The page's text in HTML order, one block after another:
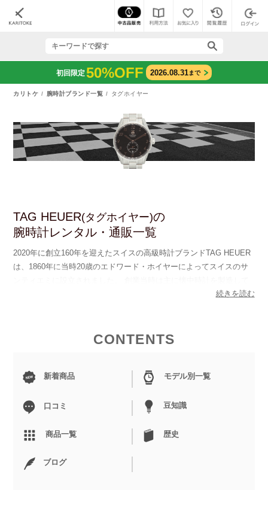
初回限定50%OFF 2026.08.31まで
カリトケ 腕時計ブランド一覧 タグホイヤー
TAG HEUER(タグホイヤー)の
腕時計レンタル・通販一覧
続きを読む
2020年に創立160年を迎えたスイスの高級時計ブランドTAG HEUER
は、1860年に当時20歳のエドワード・ホイヤーによってスイスのサ
いましたが、1869年にリューズによる巻き上げ機構初めて特許を取
なり、130年以上経った現在も有名ブランドの機械式クロノグラフに
オリンピックの公式タイムキーパーに採用されるなど、どんどん知名
度を拡大していきます。 そして1964年にはアメリカからメキシコ間
を疾走する過酷なモーターレース「
カレラ
・バン・アメリカーナ・メ
キシコ」にインスピレーションを受けて開発された名作「
発表します。 レーシングカーのコックピットを模したデザインや1/5
秒のメモリがついたフランジなど、ドライバーの目線から実用性や操
作性を追求した腕時計です。 更に1969年には
角形防水自動巻きクロノグラフ時計「
CONTENTS
新着商品 モデル別一覧
口コミ 豆知識
商品一覧 歴史
ブログ